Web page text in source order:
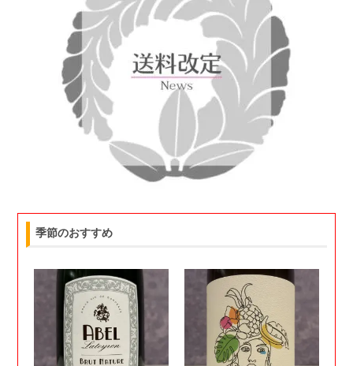
季節のおすすめ